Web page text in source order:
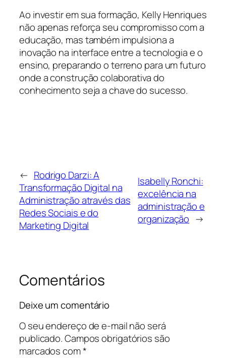
Ao investir em sua formação, Kelly Henriques
não apenas reforça seu compromisso com a
educação, mas também impulsiona a
inovação na interface entre a tecnologia e o
ensino, preparando o terreno para um futuro
onde a construção colaborativa do
conhecimento seja a chave do sucesso.
← Rodrigo Darzi: A
Transformação Digital na
Administração através das
Redes Sociais e do
Marketing Digital
Isabelly Ronchi:
excelência na
administração e
organização →
Comentários
Deixe um comentário
O seu endereço de e-mail não será
publicado.Campos obrigatórios são
marcados com*